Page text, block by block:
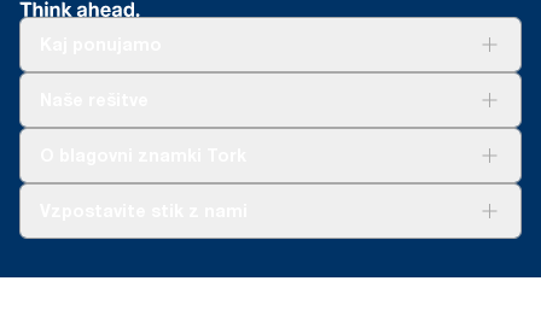
Essity Hungary Kft. Professional Hygiene